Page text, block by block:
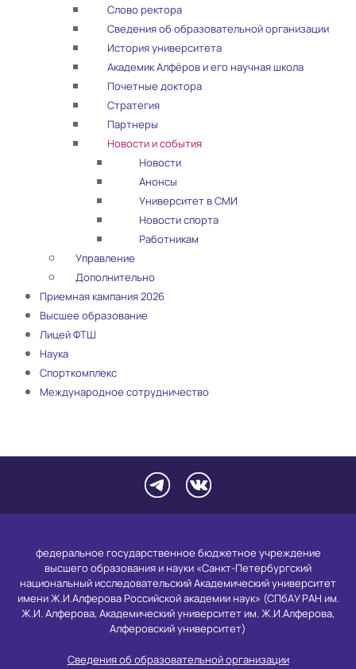
Слово ректора
Сведения об образовательной организации
История университета
Академик Алфёров и его научная школа
Почетные доктора
Стратегия
Партнеры
Новости и события
Новости
Анонсы
Университет в СМИ
Новости спорта
Работникам
Управление
Дополнительно
Приемная кампания 2026
Высшее образование
Лицей ФТШ
Наука
Спорткомплекс
Международное сотрудничество
федеральное государственное бюджетное учреждение
высшего образования и науки «Санкт-Петербургский
национальный исследовательский Академический университет
имени Ж.И.Алферова Российской академии наук» (СПбАУ РАН им.
Ж.И. Алферова, Академический университет им. Ж.И.Алферова,
Алферовский университет)
Сведения об образовательной организации